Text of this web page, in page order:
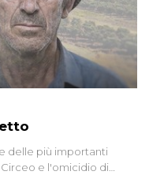
delle più importanti
e l'omicidio di